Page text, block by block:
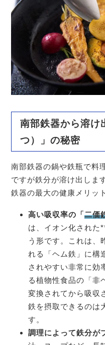
南部鉄器から溶け
つ）」の秘密
南部鉄器の鍋や鉄瓶で料
ですが鉄分が溶け出しま
鉄器の最大の健康メリッ
高い吸収率の「二価
は、イオン化された
う形です。これは、
れる「ヘム鉄」に構
されやすい非常に効
る植物性食品の「非
変換されてから吸収
鉄を摂取できるのは
す。
調理によって鉄分が